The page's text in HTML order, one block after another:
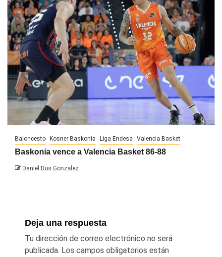
Baloncesto Kosner Baskonia Liga Endesa Valencia Basket
Baskonia vence a Valencia Basket 86-88
Daniel Dus Gonzalez
Deja una respuesta
Tu dirección de correo electrónico no será
publicada. Los campos obligatorios están